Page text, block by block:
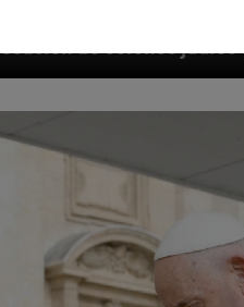
afecta a cristianos (y no